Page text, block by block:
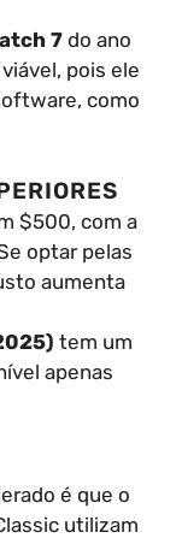
7 do ano
pois ele
como
$500, com a
optar pelas
aumenta
tem um
apenas
é que o
utilizam